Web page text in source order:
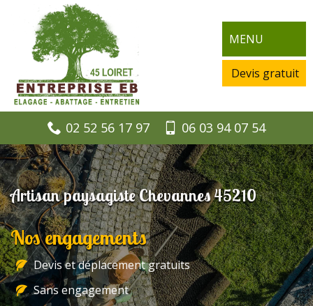
MENU
Devis gratuit
02 52 56 17 97 06 03 94 07 54
Artisan paysagiste Chevannes 45210
Nos engagements
Devis et déplacement gratuits
Sans engagement